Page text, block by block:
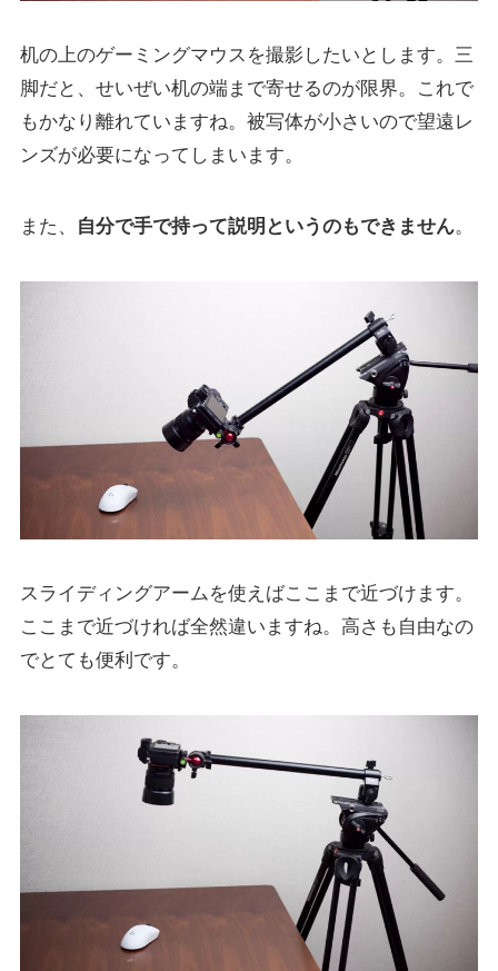
机の上のゲーミングマウスを撮影したいとします。三
脚だと、せいぜい机の端まで寄せるのが限界。これで
もかなり離れていますね。被写体が小さいので望遠レ
ンズが必要になってしまいます。
また、 自分で手で持って説明というのもできません。
スライディングアームを使えばここまで近づけます。
ここまで近づければ全然違いますね。高さも自由なの
でとても便利です。